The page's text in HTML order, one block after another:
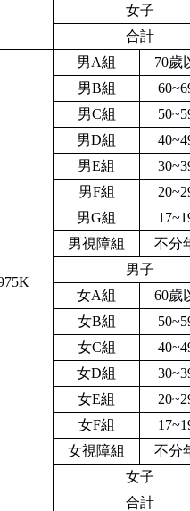
女子
合計
男A組
70歲
男B組
男C組
男D組
男E組
男F組
男G組
男視障組
不分
男子
女A組
60歲
女B組
女C組
女D組
女E組
女F組
女視障組
不分
女子
合計